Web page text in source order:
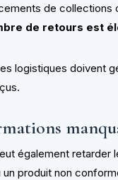
de collections
de retours est
logistiques doivent
également
un produit non